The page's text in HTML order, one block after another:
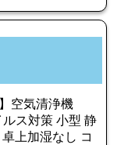
空気清浄機
ス対策 小型 静
上加湿なし コ